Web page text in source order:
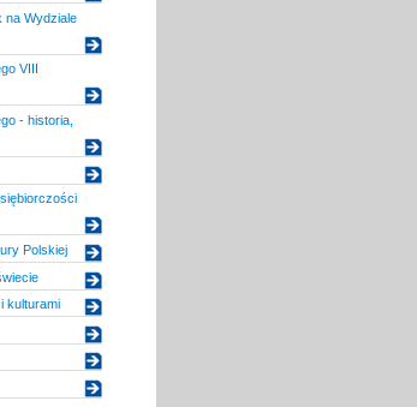
na Wydziale
VIII
- historia,
Polskiej
kulturami